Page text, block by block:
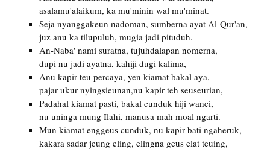
asalamu'alaikum, ka mu'minin wal mu'minat.
Seja nyanggakeun nadoman, sumberna ayat Al-Qur'an,
juz anu ka tilupuluh, mugia jadi pituduh.
An-Naba' nami suratna, tujuhdalapan nomerna,
dupi nu jadi ayatna, kahiji dugi kalima,
Anu kapir teu percaya, yen kiamat bakal aya,
pajar ukur nyingsieunan,nu kapir teh seuseurian,
Padahal kiamat pasti, bakal cunduk hiji wanci,
nu uninga mung Ilahi, manusa mah moal ngarti.
Mun kiamat enggeus cunduk, nu kapir bati ngaheruk,
kakara sadar jeung eling, elingna geus elat teuing,